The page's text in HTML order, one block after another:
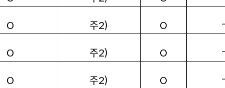
O 주2) O
O 주2) O
O 주2) O